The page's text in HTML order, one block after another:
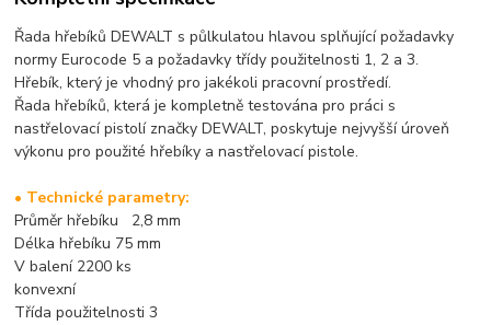
Řada hřebíků DEWALT s půlkulatou hlavou splňující požadavky
normy Eurocode 5 a požadavky třídy použitelnosti 1, 2 a 3.
Hřebík, který je vhodný pro jakékoli pracovní prostředí.
Řada hřebíků, která je kompletně testována pro práci s
nastřelovací pistolí značky DEWALT, poskytuje nejvyšší úroveň
výkonu pro použité hřebíky a nastřelovací pistole.
• Technické parametry:
Průměr hřebíku 2,8 mm
Délka hřebíku 75 mm
V balení 2200 ks
konvexní
Třída použitelnosti 3